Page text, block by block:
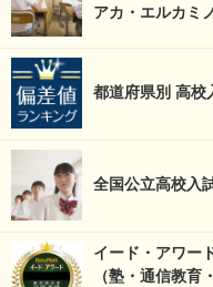
アカ・エルカミ
都道府県別 高校
全国公立高校入
イード・アワー
（塾・通信教